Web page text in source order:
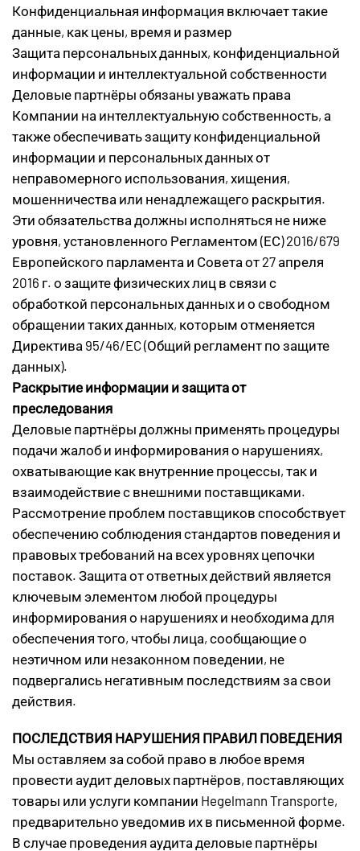
Конфиденциальная информация включает такие
данные, как цены, время и размер
Защита персональных данных, конфиденциальной
информации и интеллектуальной собственности
Деловые партнёры обязаны уважать права
Компании на интеллектуальную собственность, а
также обеспечивать защиту конфиденциальной
информации и персональных данных от
неправомерного использования, хищения,
мошенничества или ненадлежащего раскрытия.
Эти обязательства должны исполняться не ниже
уровня, установленного Регламентом (ЕС) 2016/679
Европейского парламента и Совета от 27 апреля
2016 г. о защите физических лиц в связи с
обработкой персональных данных и о свободном
обращении таких данных, которым отменяется
Директива 95/46/EC (Общий регламент по защите
данных).
Раскрытие информации и защита от
преследования
Деловые партнёры должны применять процедуры
подачи жалоб и информирования о нарушениях,
охватывающие как внутренние процессы, так и
взаимодействие с внешними поставщиками.
Рассмотрение проблем поставщиков способствует
обеспечению соблюдения стандартов поведения и
правовых требований на всех уровнях цепочки
поставок. Защита от ответных действий является
ключевым элементом любой процедуры
информирования о нарушениях и необходима для
обеспечения того, чтобы лица, сообщающие о
неэтичном или незаконном поведении, не
подвергались негативным последствиям за свои
действия.
ПОСЛЕДСТВИЯ НАРУШЕНИЯ ПРАВИЛ ПОВЕДЕНИЯ
Мы оставляем за собой право в любое время
провести аудит деловых партнёров, поставляющих
товары или услуги компании Hegelmann Transporte,
предварительно уведомив их в письменной форме.
В случае проведения аудита деловые партнёры